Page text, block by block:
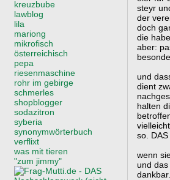
kreuzbube
lawblog
lila
mariong
mikrofisch
österreichisch
pepa
riesenmaschine
rohr im gebirge
schmerles
shopblogger
sodazitron
syberia
synonymwörterbuch
verflixt
was mit tieren
"zum jimmy"
steyr
der
doch
die
aber:
und
dient
halten
so.
wenn
und
dankbar.